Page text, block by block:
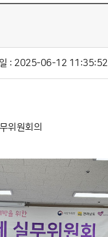
: 2025-06-12 11:35:52
위원회의